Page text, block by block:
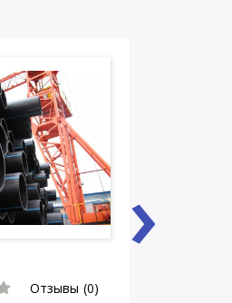
Отзывы (0)
›